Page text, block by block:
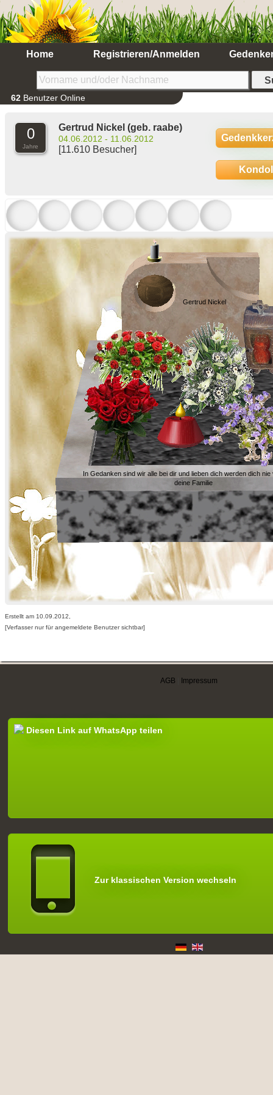
Home Registrieren/Anmelden
62 Benutzer Online
0
Jahre
Gertrud Nickel (geb. raabe)
04.06.2012 - 11.06.2012
[11.610 Besucher]
In Gedanken sind wir alle bei dir und lieben dich werden dich
deine Familie
Gertrud Nickel
Erstellt am 10.09.2012,
[Verfasser nur für angemeldete Benutzer sichtbar]
AGB Impressum
Diesen Link auf WhatsApp teilen
Zur klassischen Version wechseln